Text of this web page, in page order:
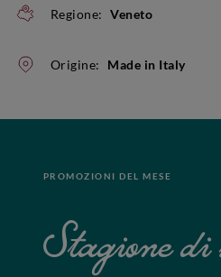
Regione: Veneto
Origine: Made in Italy
PROMOZIONI DEL MESE
Stagione